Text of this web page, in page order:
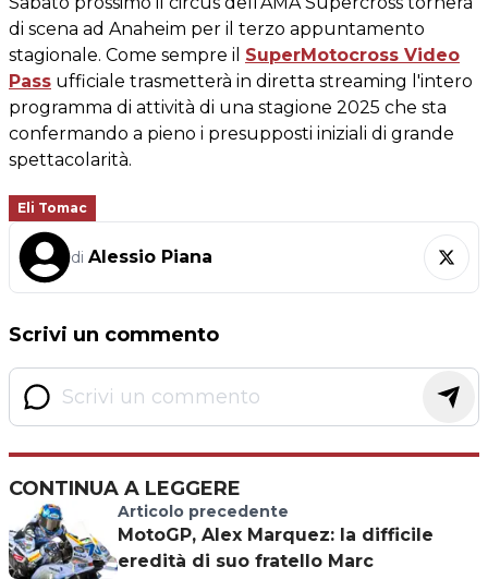
di scena ad Anaheim per il terzo appuntamento
stagionale. Come sempre il SuperMotocross Video
Pass ufficiale trasmetterà in diretta streaming l'intero
programma di attività di una stagione 2025 che sta
confermando a pieno i presupposti iniziali di grande
spettacolarità.
Eli Tomac
di Alessio Piana
Scrivi un commento
CONTINUA A LEGGERE
Articolo precedente
MotoGP, Alex Marquez: la difficile
eredità di suo fratello Marc